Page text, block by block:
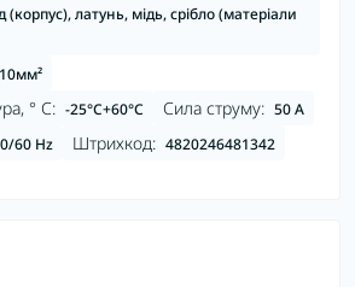
(корпус), латунь, мідь, срібло (матеріали
10мм²
° С: -25°C+60°С Сила струму: 50 А
60 Hz Штрихкод: 4820246481342